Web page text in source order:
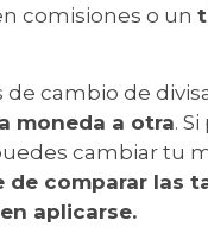
comisiones o un
de cambio de
moneda a otra.
cambiar tu
de comparar las
aplicarse.